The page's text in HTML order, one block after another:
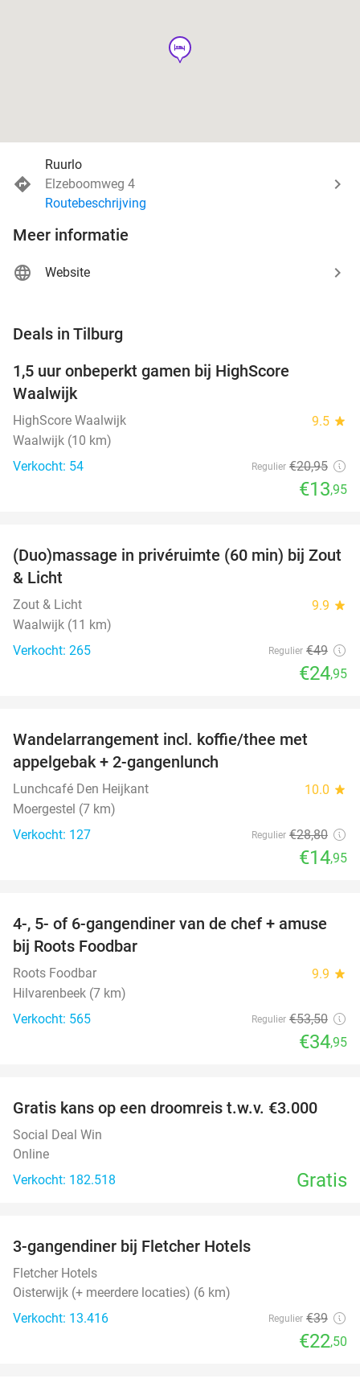
hotel
Ruurlo
Elzeboomweg 4
Routebeschrijving
Meer informatie
Website
Deals in Tilburg
TODAY
1,5 uur onbeperkt gamen bij HighScore
Waalwijk
HighScore Waalwijk 9.5 star
Waalwijk (10 km)
Verkocht: 54
Regulier €20,95
€13,95
49%
(Duo)massage in privéruimte (60 min) bij Zout
& Licht
Zout & Licht 9.9 star
Waalwijk (11 km)
Verkocht: 265
Regulier €49
€24,95
Wandelarrangement incl. koffie/thee met
appelgebak + 2-gangenlunch
Lunchcafé Den Heijkant 10.0 star
Moergestel (7 km)
Verkocht: 127
Regulier €28,80
€14,95
35%
4-, 5- of 6-gangendiner van de chef + amuse
bij Roots Foodbar
Roots Foodbar 9.9 star
Hilvarenbeek (7 km)
Verkocht: 565
Regulier €53,50
€34,95
Gratis kans op een droomreis t.w.v. €3.000
Social Deal Win
Online
Verkocht: 182.518
Gratis
3-gangendiner bij Fletcher Hotels
Fletcher Hotels
Oisterwijk (+ meerdere locaties) (6 km)
Verkocht: 13.416
Regulier €39
€22,50